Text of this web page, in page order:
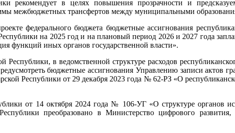
рекомендует в целях повышения прозрачности и
межбюджетных трансфертов между муниципальными
федерального бюджета бюджетные ассигнования
на 2025 год и на плановый период 2026 и 2027 года
функций иных органов государственной власти».
в ведомственной структуре расходов
бюджетные ассигнования Управлению записи актов
Республики от 29 декабря 2023 года № 62-РЗ «О
от 14 октября 2024 года № 106-УГ «О структуре органов
преобразовано в Министерство цифрового